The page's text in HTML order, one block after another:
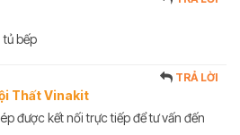
tủ bếp
Thất Vinakit
TRẢ LỜI
được kết nối trực tiếp để tư vấn đến